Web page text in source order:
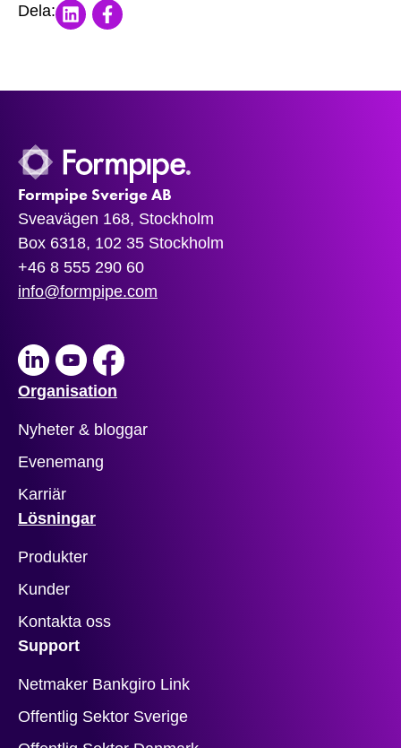
Dela: Share on LinkedIn
Share on Facebook
Formpipe Sverige AB
Sveavägen 168, Stockholm
Box 6318, 102 35 Stockholm
+46 8 555 290 60
info@formpipe.com
LinkedInYoutubeFacebook
Organisation
Nyheter & bloggar
Evenemang
Karriär
Lösningar
Produkter
Kunder
Kontakta oss
Support
Netmaker Bankgiro Link
Offentlig Sektor Sverige